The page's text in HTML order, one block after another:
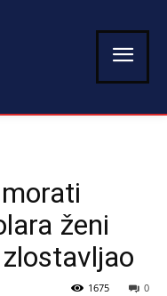
ženi
0
1675